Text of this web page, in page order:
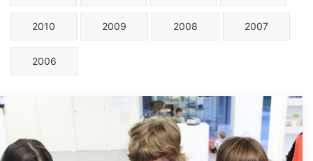
2010 2009 2008 2007
2006